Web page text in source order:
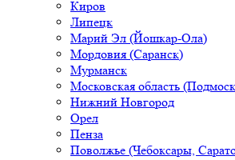
Киров
Липецк
Марий Эл (Йошкар-Ола)
Мордовия (Саранск)
Мурманск
Московская область
Нижний Новгород
Орел
Пенза
Поволжье (Чебоксары,